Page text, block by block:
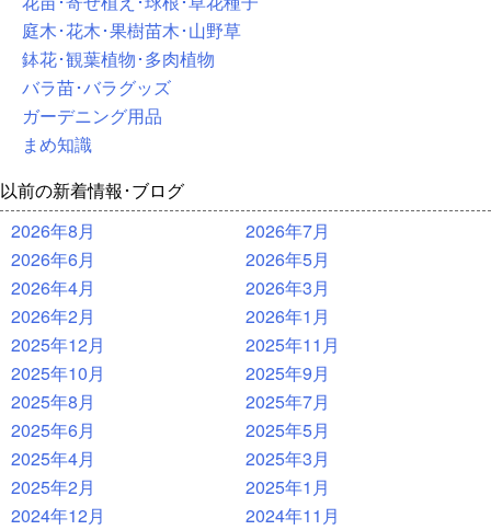
庭木･花木･果樹苗木･山野草
鉢花･観葉植物･多肉植物
バラ苗･バラグッズ
ガーデニング用品
まめ知識
以前の新着情報･ブログ
2026年8月
2026年7月
2026年6月
2026年5月
2026年4月
2026年3月
2026年2月
2026年1月
2025年12月
2025年11月
2025年10月
2025年9月
2025年8月
2025年7月
2025年6月
2025年5月
2025年4月
2025年3月
2025年2月
2025年1月
2024年12月
2024年11月